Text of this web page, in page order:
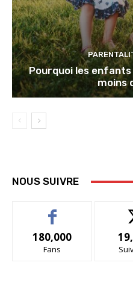
Pourquoi les
moins
NOUS SUIVRE
180,000
Fans